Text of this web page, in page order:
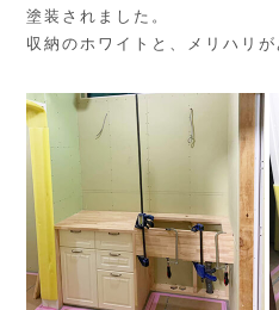
塗装されました。
収納のホワイトと、メリハリが